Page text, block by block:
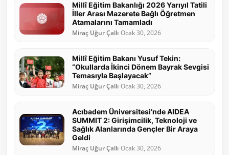
Millî Eğitim Bakanlığı 2026 Yarıyıl Tatili
İller Arası Mazerete Bağlı Öğretmen
Atamalarını Tamamladı
Miraç Uğur Çallı Ocak 30, 2026
Millî Eğitim Bakanı Yusuf Tekin:
“Okullarda İkinci Dönem Bayrak Sevgisi
Temasıyla Başlayacak”
Miraç Uğur Çallı Ocak 30, 2026
Acıbadem Üniversitesi’nde AIDEA
SUMMIT 2: Girişimcilik, Teknoloji ve
Sağlık Alanlarında Gençler Bir Araya
Geldi
Miraç Uğur Çallı Ocak 30, 2026